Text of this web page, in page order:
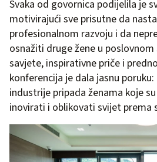
Svaka od govornica podijelila je
motivirajući sve prisutne da
profesionalnom razvoju i da
osnažiti druge žene u
savjete, inspirativne priče i
konferencija je dala jasnu
industrije pripada ženama koje
inovirati i oblikovati svijet prema